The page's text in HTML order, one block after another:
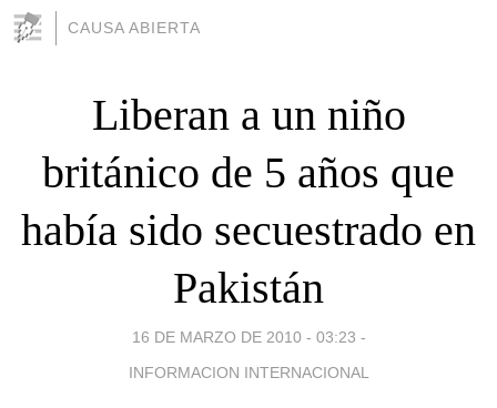
CAUSA ABIERTA
Liberan a un niño
británico de 5 años que
había sido secuestrado en
Pakistán
16 DE MARZO DE 2010 - 03:23 -
INFORMACION INTERNACIONAL